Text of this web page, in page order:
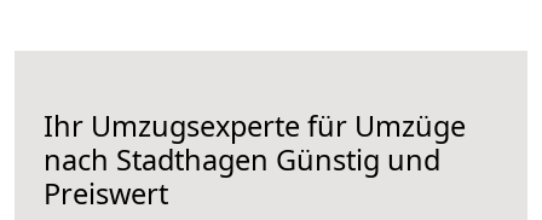
Ihr Umzugsexperte für Umzüge
nach Stadthagen Günstig und
Preiswert